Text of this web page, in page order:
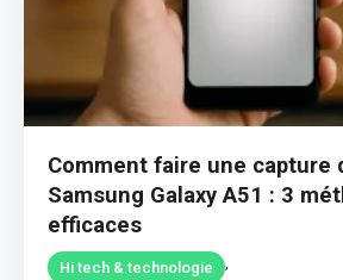
Comment faire une capture
Samsung Galaxy A51 : 3
efficaces
Hi tech & technologie